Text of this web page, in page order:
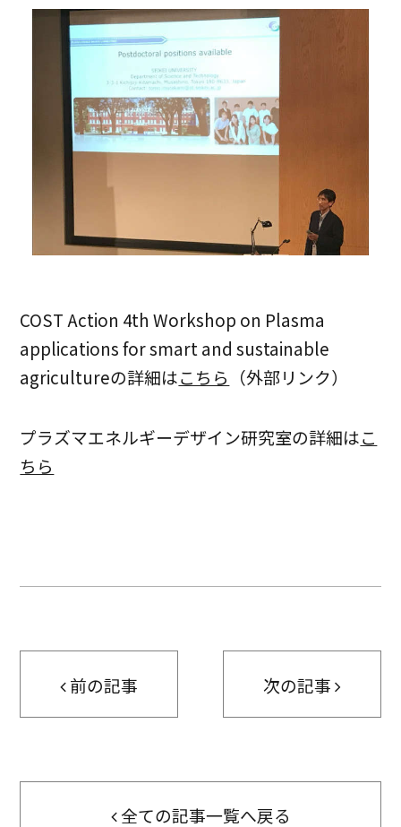
COST Action 4th Workshop on Plasma
applications for smart and sustainable
agricultureの詳細はこちら （外部リンク）
プラズマエネルギーデザイン研究室の詳細はこ
ちら
前の記事 次の記事
全ての記事一覧へ戻る